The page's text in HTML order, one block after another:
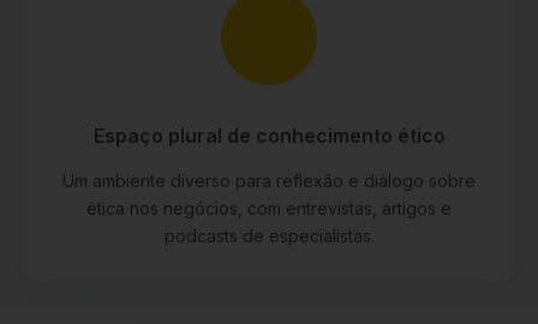
Espaço plural de conhecimento ético
Um ambiente diverso para reflexão e diálogo sobre
ética nos negócios, com entrevistas, artigos e
podcasts de especialistas.